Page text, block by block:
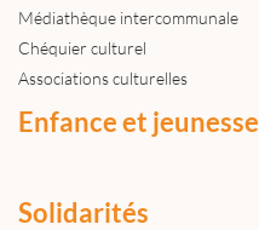
Médiathèque intercommunale
Chéquier culturel
Associations culturelles
Enfance et jeunesse
Solidarités